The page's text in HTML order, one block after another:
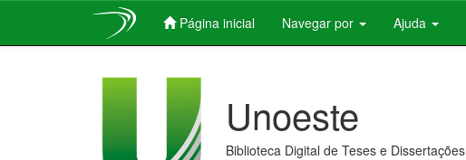
Página inicial Navegar por Ajuda
Unoeste
Biblioteca Digital de Teses e Dissertações